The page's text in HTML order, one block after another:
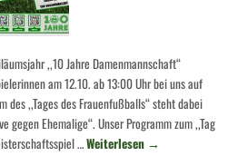
,,10 Jahre Damenmannschaft“
am 12.10. ab 13:00 Uhr bei uns auf
des ,,Tages des Frauenfußballs“ steht dabei
gegen Ehemalige“. Unser Programm zum ,,Tag
…Weiterlesen →